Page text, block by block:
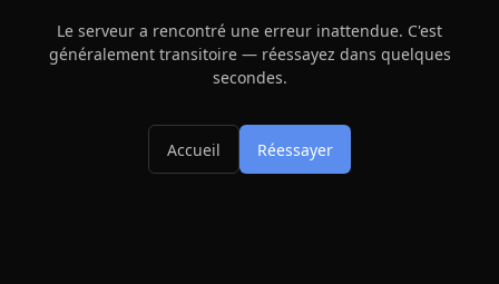
Le serveur a rencontré une erreur inattendue. C'est
généralement transitoire — réessayez dans quelques
secondes.
Accueil Réessayer